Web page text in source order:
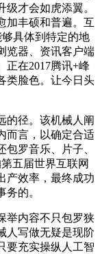
才会如虎添翼。
加丰硕和普遍。互
具体到特定的地
览器、资讯客户端
正在2017腾讯+峰
类脸色。让今日头
径。该机械人阐
而言，以确定合适
罗音乐、片子、
五届世界互联网
产效率，最终成功
的。
内容不只包罗狭
人写做无疑是现阶
要充实操纵人工智